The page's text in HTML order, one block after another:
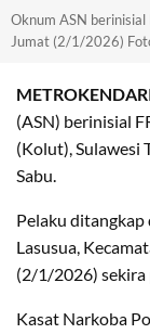
Oknum ASN berinisial
Jumat (2/1/2026)
(ASN) berinisial
(Kolut), Sulawesi
Sabu.
Pelaku ditangkap
Lasusua,
(2/1/2026)
Kasat Narkoba